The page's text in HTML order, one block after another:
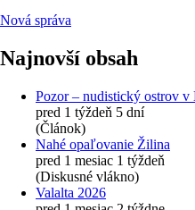
Nová správa
Najnovší obsah
Pozor – nudistický ostrov v
pred 1 týždeň 5 dní
(Článok)
Nahé opaľovanie Žilina
pred 1 mesiac 1 týždeň
(Diskusné vlákno)
Valalta 2026